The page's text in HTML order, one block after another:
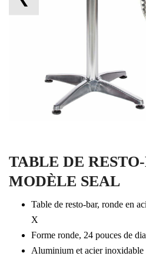
TABLE DE
MODÈLE SEAL
Table de resto-bar, ronde en
X
Forme ronde, 24 pouces de
Aluminium et acier inoxidable